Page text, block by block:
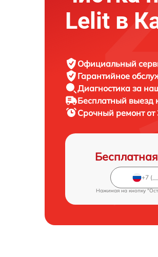
Lelit в
Официальный
Гарантийное
Диагностика за
Бесплатный выезд
Срочный ремонтот
Нажимая на кнопку